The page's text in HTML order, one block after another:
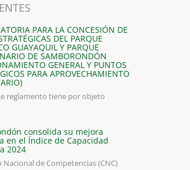
PARA LA CONCESIÓN DE
DEL PARQUE
GUAYAQUIL Y PARQUE
DE SAMBORONDÓN
GENERAL Y PUNTOS
PARA APROVECHAMIENTO
reglamento tiene por objeto
consolida su mejora
en el Índice de Capacidad
2024
Nacional de Competencias (CNC)